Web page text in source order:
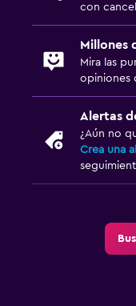
con
Millones
Mira las
opiniones
Alertas
¿Aún no
Crea una